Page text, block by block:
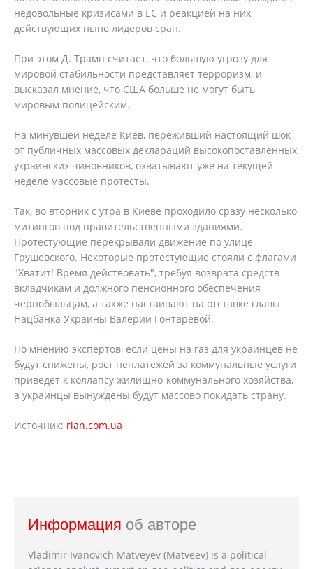
недовольные кризисами в ЕС и реакцией на них
действующих ныне лидеров сран.
При этом Д. Трамп считает, что большую угрозу для
мировой стабильности представляет терроризм, и
высказал мнение, что США больше не могут быть
мировым полицейским.
На минувшей неделе Киев, переживший настоящий шок
от публичных массовых деклараций высокопоставленных
украинских чиновников, охватывают уже на текущей
неделе массовые протесты.
Так, во вторник с утра в Киеве проходило сразу несколько
митингов под правительственными зданиями.
Протестующие перекрывали движение по улице
Грушевского. Некоторые протестующие стояли с флагами
"Хватит! Время действовать", требуя возврата средств
вкладчикам и должного пенсионного обеспечения
чернобыльцам, а также настаивают на отставке главы
Нацбанка Украины Валерии Гонтаревой.
По мнению экспертов, если цены на газ для украинцев не
будут снижены, рост неплатежей за коммунальные услуги
приведет к коллапсу жилищно-коммунального хозяйства,
а украинцы вынуждены будут массово покидать страну.
Источник: rian.com.ua
Информация об авторе
Vladimir Ivanovich Matveyev (Matveev) is a political